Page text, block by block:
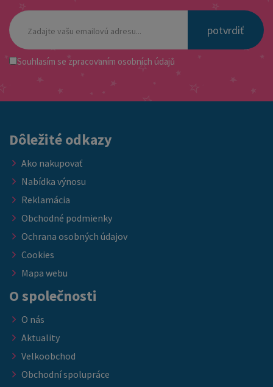
potvrdiť
Souhlasím se zpracovaním osobních údajů
Dôležité odkazy
Ako nakupovať
Nabídka výnosu
Reklamácia
Obchodné podmienky
Ochrana osobných údajov
Cookies
Mapa webu
O společnosti
O nás
Aktuality
Velkoobchod
Obchodní spolupráce